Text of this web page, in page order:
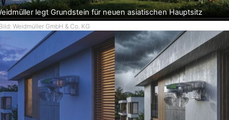
legt Grundstein für neuen asiatischen Hauptsitz
Weidmüller GmbH & Co. KG